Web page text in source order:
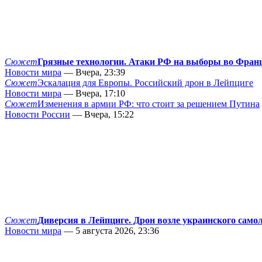
СюжетГрязные технологии. Атаки РФ на выборы во
Новости мира — Вчера, 23:39
СюжетЭскалация для Европы. Российский дрон в Лейпциге
Новости мира — Вчера, 17:10
СюжетИзменения в армии РФ: что стоит за решением Путина
Новости России — Вчера, 15:22
СюжетДиверсия в Лейпциге. Дрон возле украинского
Новости мира — 5 августа 2026, 23:36